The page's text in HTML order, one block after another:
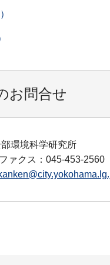
お問合せ
環境科学研究所
ファクス：045-453-2560